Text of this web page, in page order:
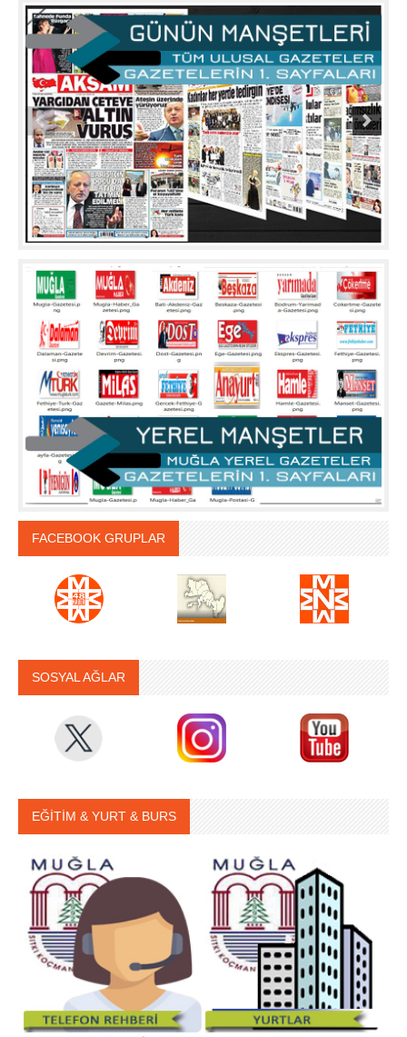
FACEBOOK GRUPLAR
SOSYAL AĞLAR
EĞİTİM & YURT & BURS